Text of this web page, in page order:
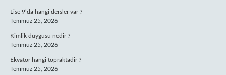
Lise 9’da hangi dersler var ?
Temmuz 25, 2026
Kimlik duygusu nedir ?
Temmuz 25, 2026
Ekvator hangi topraktadir ?
Temmuz 25, 2026